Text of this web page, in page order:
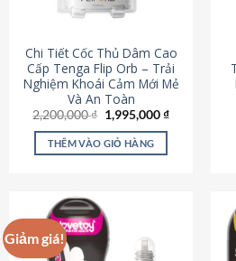
Chi Tiết Cốc Thủ Dâm Cao
Cấp Tenga Flip Orb – Trải
Nghiệm Khoái Cảm Mới Mẻ
Và An Toàn
2,200,000₫ Giá
gốc
là:
2,200,000 ₫.
1,995,000₫Giá
THÊM VÀO GIỎ HÀNG
Giảm giá!